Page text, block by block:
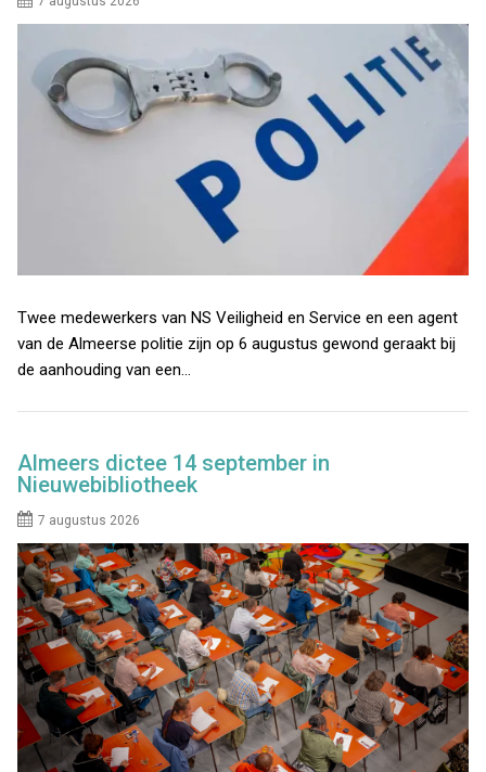
Twee medewerkers van NS Veiligheid en Service en een agent
van de Almeerse politie zijn op 6 augustus gewond geraakt bij
de aanhouding van een…
Almeers dictee 14 september in
Nieuwebibliotheek
7 augustus 2026